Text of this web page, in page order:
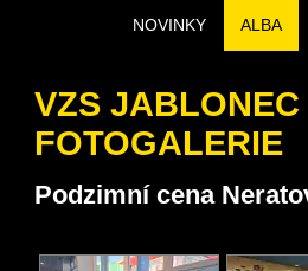
NOVINKY ALBA
VZS JABLONEC
FOTOGALERIE
Podzimní cena